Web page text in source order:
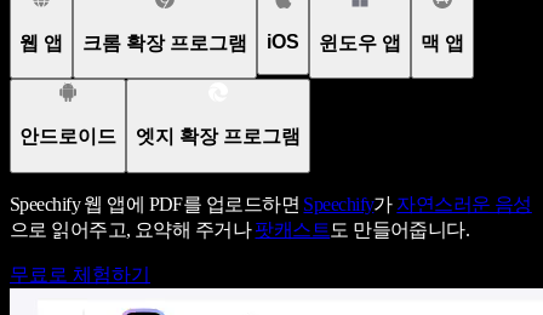
웹 앱 크롬 확장 프로그램 iOS 윈도우 앱 맥 앱
안드로이드 엣지 확장 프로그램
Speechify 웹 앱에 PDF를 업로드하면 Speechify가 자연스러운 음성
으로 읽어주고, 요약해 주거나팟캐스트도 만들어줍니다.
무료로 체험하기